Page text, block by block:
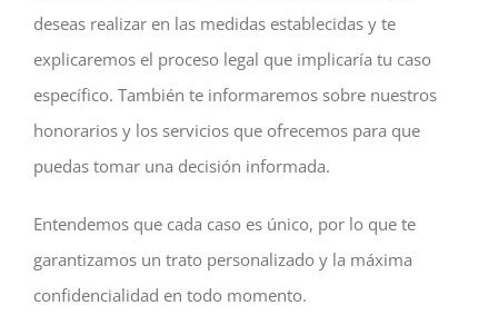
deseas realizar en las medidas establecidas y te
explicaremos el proceso legal que implicaría tu caso
específico. También te informaremos sobre nuestros
honorarios y los servicios que ofrecemos para que
puedas tomar una decisión informada.
Entendemos que cada caso es único, por lo que te
garantizamos un trato personalizado y la máxima
confidencialidad en todo momento.